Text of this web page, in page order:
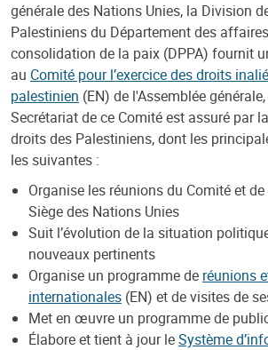
générale des Nations Unies, la Division
Palestiniens du Département des
consolidation de la paix (DPPA) fournit
au Comité pour l’exercice des droits
palestinien (EN) de l'Assemblée
Secrétariat de ce Comité est assuré par
droits des Palestiniens, dont les
les suivantes :
Organise les réunions du Comité et
Siège des Nations Unies
Suit l’évolution de la situation
nouveaux pertinents
Organise un programme de réunions
internationales (EN) et de visites de
Met en œuvre un programme de
Élabore et tient à jour leSystème